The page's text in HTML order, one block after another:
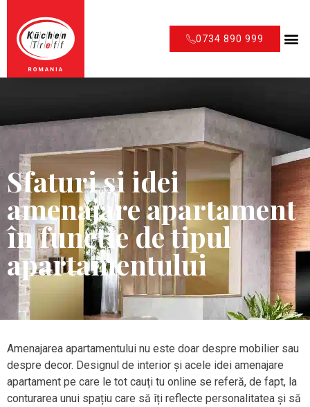
0734 890 999
Sfaturi si idei
amenajare apartament
în funcție de tipul
apartamentului
Amenajarea apartamentului nu este doar despre mobilier sau
despre decor. Designul de interior și acele idei amenajare
apartament pe care le tot cauți tu online se referă, de fapt, la
conturarea unui spațiu care să îți reflecte personalitatea și să